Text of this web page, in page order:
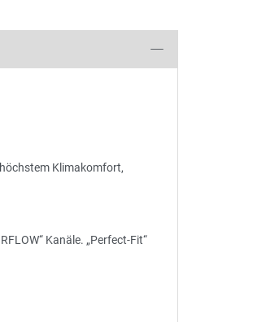
Klimakomfort,
Kanäle. „Perfect-Fit“